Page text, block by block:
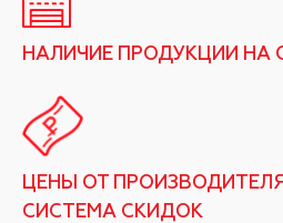
НАЛИЧИЕ ПРОДУКЦИИ НА
ЦЕНЫ ОТ
СИСТЕМА СКИДОК